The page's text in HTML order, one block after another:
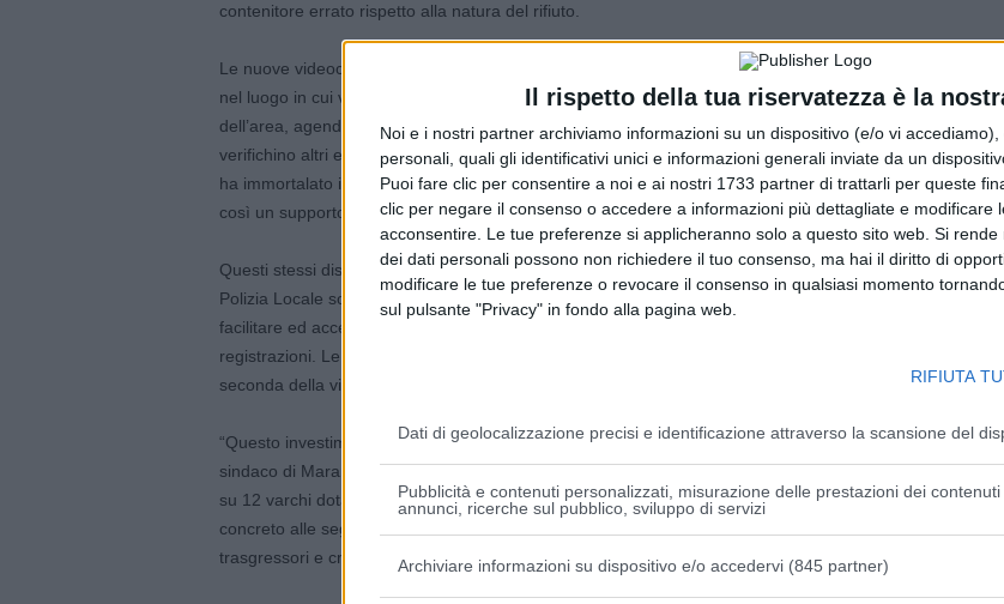
Il rispetto della tua riservatezza è la
Noi e i nostri partner archiviamo informazioni su un dispositivo (e/o vi
personali, quali gli identificativi unici e informazioni generali inviate da un
Puoi fare clic per consentire a noi e ai nostri 1733 partner di trattarli per queste
clic per negare il consenso o accedere a informazioni più dettagliate e modificare
acconsentire. Le tue preferenze si applicheranno solo a questo sito web. Si
dei dati personali possono non richiedere il tuo consenso, ma hai il diritto di
modificare le tue preferenze o revocare il consenso in qualsiasi momento
sul pulsante "Privacy" in fondo alla pagina web.
RIFIUTA
Dati di geolocalizzazione precisi e identificazione attraverso la scansione del
Pubblicità e contenuti personalizzati, misurazione delle prestazioni dei
annunci, ricerche sul pubblico, sviluppo di servizi
Archiviare informazioni su dispositivo e/o accedervi (845 partner)
contenitore errato rispetto alla natura del rifiuto.
Le nuove videocamere sono inoltre dotate di 4 diverse ottiche, a coprire altrettante direzioni visive
nel luogo in cui vengono installate temporaneamente. Ciò permette di riprendere gran parte
dell’area, agendo anche da telecamere di sicurezza e quindi da ausilio fondamentale nel caso si
verifichino altri episodi criminosi. Nei primi giorni di sperimentazione, ad esempio, uno dei dispositivi
ha immortalato il furto di una borsetta da una macchina in sosta vicino a dei cassonetti, fornendo
così un supporto decisivo alle successive indagini.
Questi stessi dispositivi, pur essendo attivi H24, sono inoltre dotati di una tecnologia che invia alla
Polizia Locale solo i frammenti video in cui viene rilevato un movimento nel luogo osservato, così da
facilitare ed accelerare sensibilmente il lavoro di monitoraggio degli agenti nel visionare le
registrazioni. Le sanzioni minime, comprese le spese di notifica, oscillano tra i 122 e i 318 euro a
seconda della violazione.
“Questo investimento si aggiunge a quelli già effettuati in precedenza su tutto il territorio – spiega il
sindaco di Maranello, Luigi Zironi -: attualmente possiamo contare su 59 videocamere di sicurezza e
su 12 varchi dotati di Targa System. In questo frangente specifico, andiamo poi a rispondere in modo
concreto alle segnalazioni dei cittadini relative ai casi di abbandono dei rifiuti, sanzionando i
trasgressori e creando un ulteriore deterrente verso queste violazioni”.